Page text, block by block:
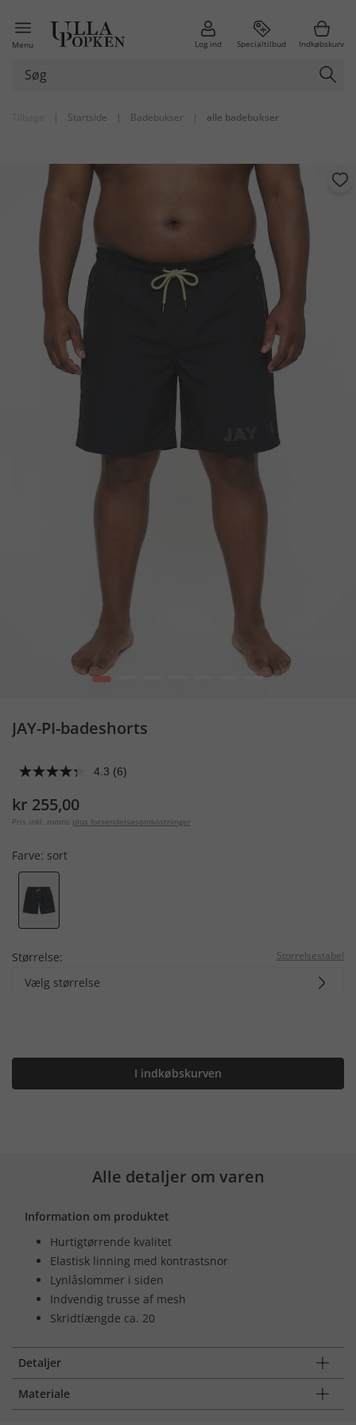
Menu Log ind Specialtilbud Indkøbskurv
| Startside | Badebukser | alle badebukser
1
JAY-PI-badeshorts
4.3 (6)
kr 255,00
Pris inkl. moms plus forsendelsesomkostninger
Farve: sort
Størrelse: Storrelsestabel
Vælg størrelse
I indkøbskurven
Alle detaljer om varen
Information om produktet
Hurtigtørrende kvalitet
Elastisk linning med kontrastsnor
Lynlåslommer i siden
Indvendig trusse af mesh
Skridtlængde ca. 20
Detaljer
Materiale